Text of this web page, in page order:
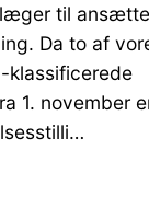
til
Da to af
klassificerede
1. november